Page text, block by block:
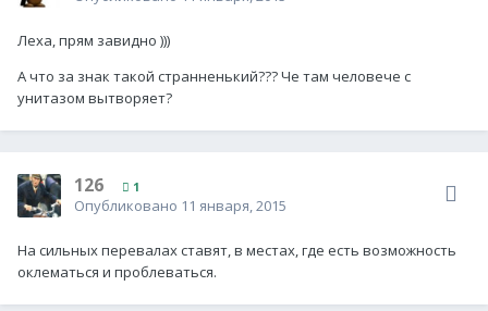
Леха, прям завидно )))
А что за знак такой странненький??? Че там человече с
унитазом вытворяет?
126 1
Опубликовано 11 января, 2015
На сильных перевалах ставят, в местах, где есть возможность
оклематься и проблеваться.